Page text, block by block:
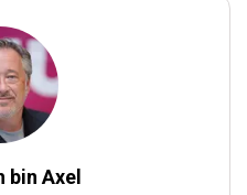
bin Axel